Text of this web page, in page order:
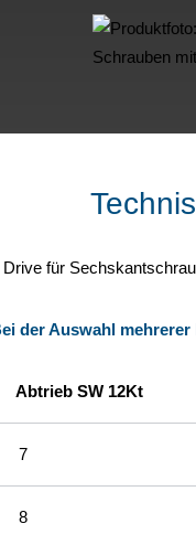
der Auswahl
Abtrieb SW 12Kt
7
8